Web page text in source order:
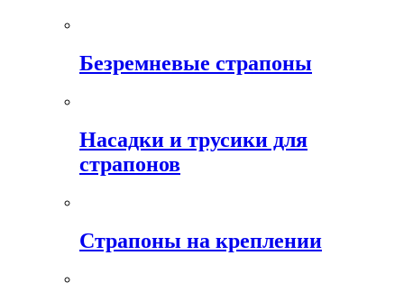
Безремневые страпоны
Насадки и трусики для
страпонов
Страпоны на креплении